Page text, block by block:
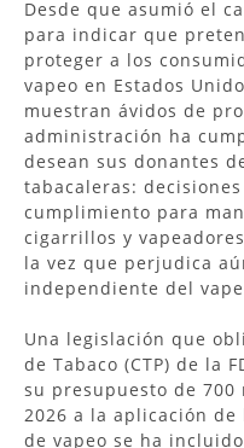
Desde que asumió el
para indicar que
proteger a los
vapeo en Estados
muestran ávidos de
administración ha
desean sus donantes
tabacaleras:
cumplimiento para
cigarrillos y
la vez que perjudica
independiente del
Una legislación que
de Tabaco (CTP) de la
su presupuesto de
2026 a la aplicación
de vapeo se ha